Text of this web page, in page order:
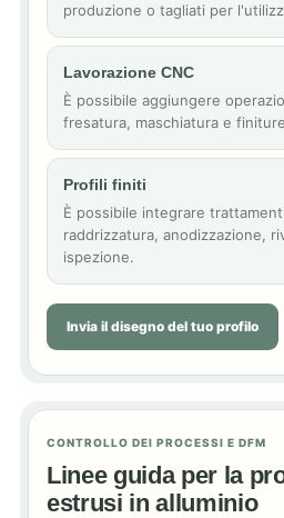
produzione o tagliati per
Lavorazione CNC
È possibile aggiungere
fresatura, maschiatura e
Profili finiti
È possibile integrare
raddrizzatura, anodizzazione,
ispezione.
Invia il disegno del tuo profilo
CONTROLLO DEI PROCESSI E DFM
Linee guida per la
estrusi in alluminio